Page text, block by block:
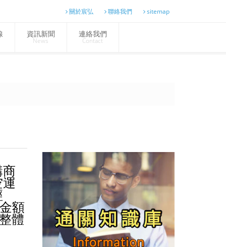
關於宸弘 聯絡我們 sitemap
資訊新聞
News
連絡我們
Contact
額
體